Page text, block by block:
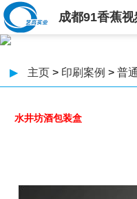
成都91香蕉
▶ 主页 > 印刷案例 > 普
水井坊酒包装盒